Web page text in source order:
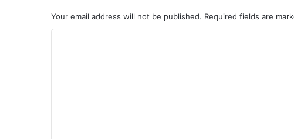
Your email address will not be published. Required fields are